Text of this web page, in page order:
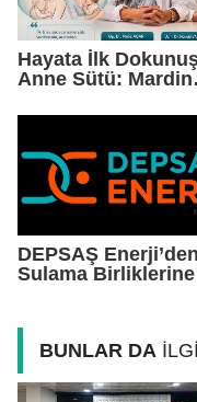
Hayata İlk
Anne Sütü: Mardin
Farkındalık Çağrısı
DEPSAŞ Enerji’den
Sulama Birliklerine
BUNLAR DA